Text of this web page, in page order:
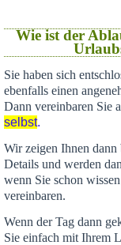
Wie ist der
Sie haben sich
ebenfalls einen
Dann vereinbaren Sie
selbst.
Wir zeigen Ihnen
Details und werden
wenn Sie schon
vereinbaren.
Wenn der Tag dann
Sie einfach mit Ihrem